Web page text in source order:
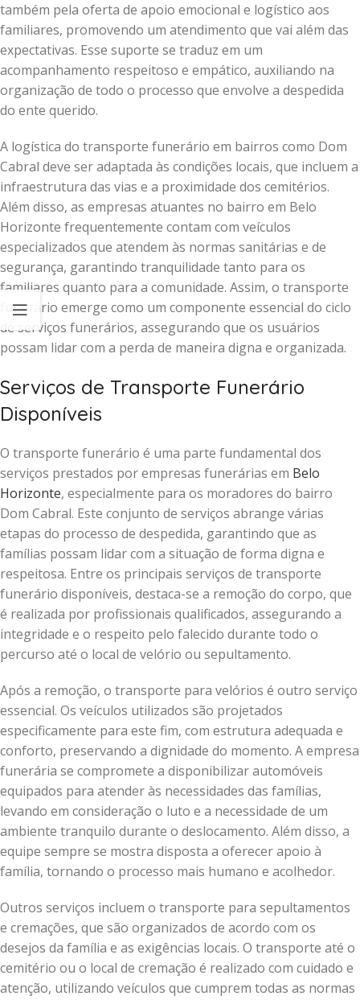
também pela oferta de apoio emocional e logístico aos
familiares, promovendo um atendimento que vai além das
expectativas. Esse suporte se traduz em um
acompanhamento respeitoso e empático, auxiliando na
organização de todo o processo que envolve a despedida
do ente querido.
A logística do transporte funerário em bairros como Dom
Cabral deve ser adaptada às condições locais, que incluem a
infraestrutura das vias e a proximidade dos cemitérios.
Além disso, as empresas atuantes no bairro em Belo
Horizonte frequentemente contam com veículos
especializados que atendem às normas sanitárias e de
segurança, garantindo tranquilidade tanto para os
familiares quanto para a comunidade. Assim, o transporte
funerário emerge como um componente essencial do ciclo
de serviços funerários, assegurando que os usuários
possam lidar com a perda de maneira digna e organizada.
Serviços de Transporte Funerário
Disponíveis
O transporte funerário é uma parte fundamental dos
serviços prestados por empresas funerárias em Belo
Horizonte, especialmente para os moradores do bairro
Dom Cabral. Este conjunto de serviços abrange várias
etapas do processo de despedida, garantindo que as
famílias possam lidar com a situação de forma digna e
respeitosa. Entre os principais serviços de transporte
funerário disponíveis, destaca-se a remoção do corpo, que
é realizada por profissionais qualificados, assegurando a
integridade e o respeito pelo falecido durante todo o
percurso até o local de velório ou sepultamento.
Após a remoção, o transporte para velórios é outro serviço
essencial. Os veículos utilizados são projetados
especificamente para este fim, com estrutura adequada e
conforto, preservando a dignidade do momento. A empresa
funerária se compromete a disponibilizar automóveis
equipados para atender às necessidades das famílias,
levando em consideração o luto e a necessidade de um
ambiente tranquilo durante o deslocamento. Além disso, a
equipe sempre se mostra disposta a oferecer apoio à
família, tornando o processo mais humano e acolhedor.
Outros serviços incluem o transporte para sepultamentos
e cremações, que são organizados de acordo com os
desejos da família e as exigências locais. O transporte até o
cemitério ou o local de cremação é realizado com cuidado e
atenção, utilizando veículos que cumprem todas as normas